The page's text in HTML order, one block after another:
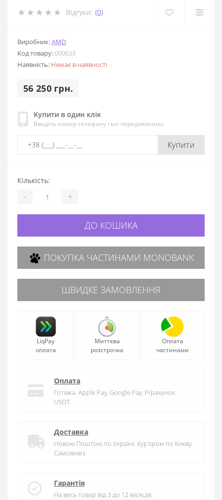
Відгуки: (0)
Виробник:AMD
Код товару:000633
Наявність: Немає в наявності
56 250 грн.
Купити в один клік
Введіть номер телефону і ми передзвонимо
Купити
Кількість:
- +
ДО КОШИКА
ПОКУПКА ЧАСТИНАМИ MONOBANK
ШВИДКЕ ЗАМОВЛЕННЯ
LiqPay
оплата
Миттєва
розстрочка
Оплата
частинами
Оплата
Готівка. Apple Pay, Google Pay. Р/рахунок.
USDT.
Доставка
Новою Поштою по Україні. Кур'єром по Києву.
Самовивіз.
Гарантія
На весь товар від 3 до 12 місяців.